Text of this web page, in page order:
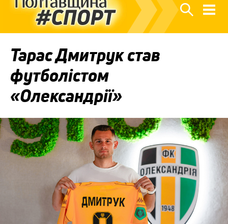
Тарас Дмитрук став
футболістом
«Олександрії»